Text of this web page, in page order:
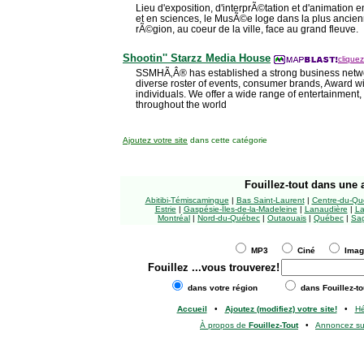
Lieu d'exposition, d'interprÃ©tation et d'animation
et en sciences, le MusÃ©e loge dans la plus
rÃ©gion, au coeur de la ville, face au grand fleuve.
Shootin'' Starzz Media House
SSMHÃ‚Â® has established a strong business
diverse roster of events, consumer brands, Award
individuals. We offer a wide range of
throughout the world
Ajoutez votre site dans cette catégorie
Fouillez-tout dans une
Abitibi-Témiscamingue | Bas Saint-Laurent| Centre-du-
Estrie | Gaspésie-Îles-de-la-Madeleine | Lanaudière |
Montréal | Nord-du-Québec | Outaouais | Québec |
MP3 Ciné
Fouillez ...vous trouverez!
dans votre région dans Fouillez-
Accueil • Ajoutez (modifiez) votre site!•
À propos de Fouillez-Tout• Annoncez